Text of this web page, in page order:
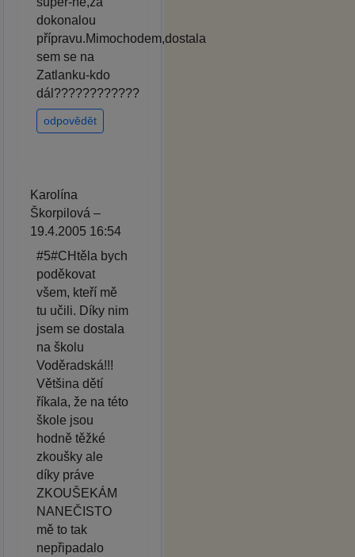
dokonalou
přípravu.Mimochodem,dostala
sem se na
Zatlanku-kdo
dál????????????
odpovědět
Karolína
Škorpilová –
19.4.2005 16:54
#5#CHtěla bych
poděkovat
všem, kteří mě
tu učili. Díky nim
jsem se dostala
na školu
Voděradská!!!
Většina dětí
říkala, že na této
škole jsou
hodně těžké
zkoušky ale
díky práve
ZKOUŠEKÁM
NANEČISTO
mě to tak
nepřipadalo